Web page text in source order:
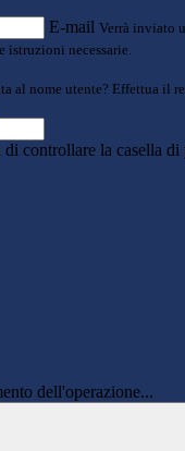
E-mail Verrà inviato
necessarie.
al nome utente? Effettua il
controllare la casella di
dell'operazione...